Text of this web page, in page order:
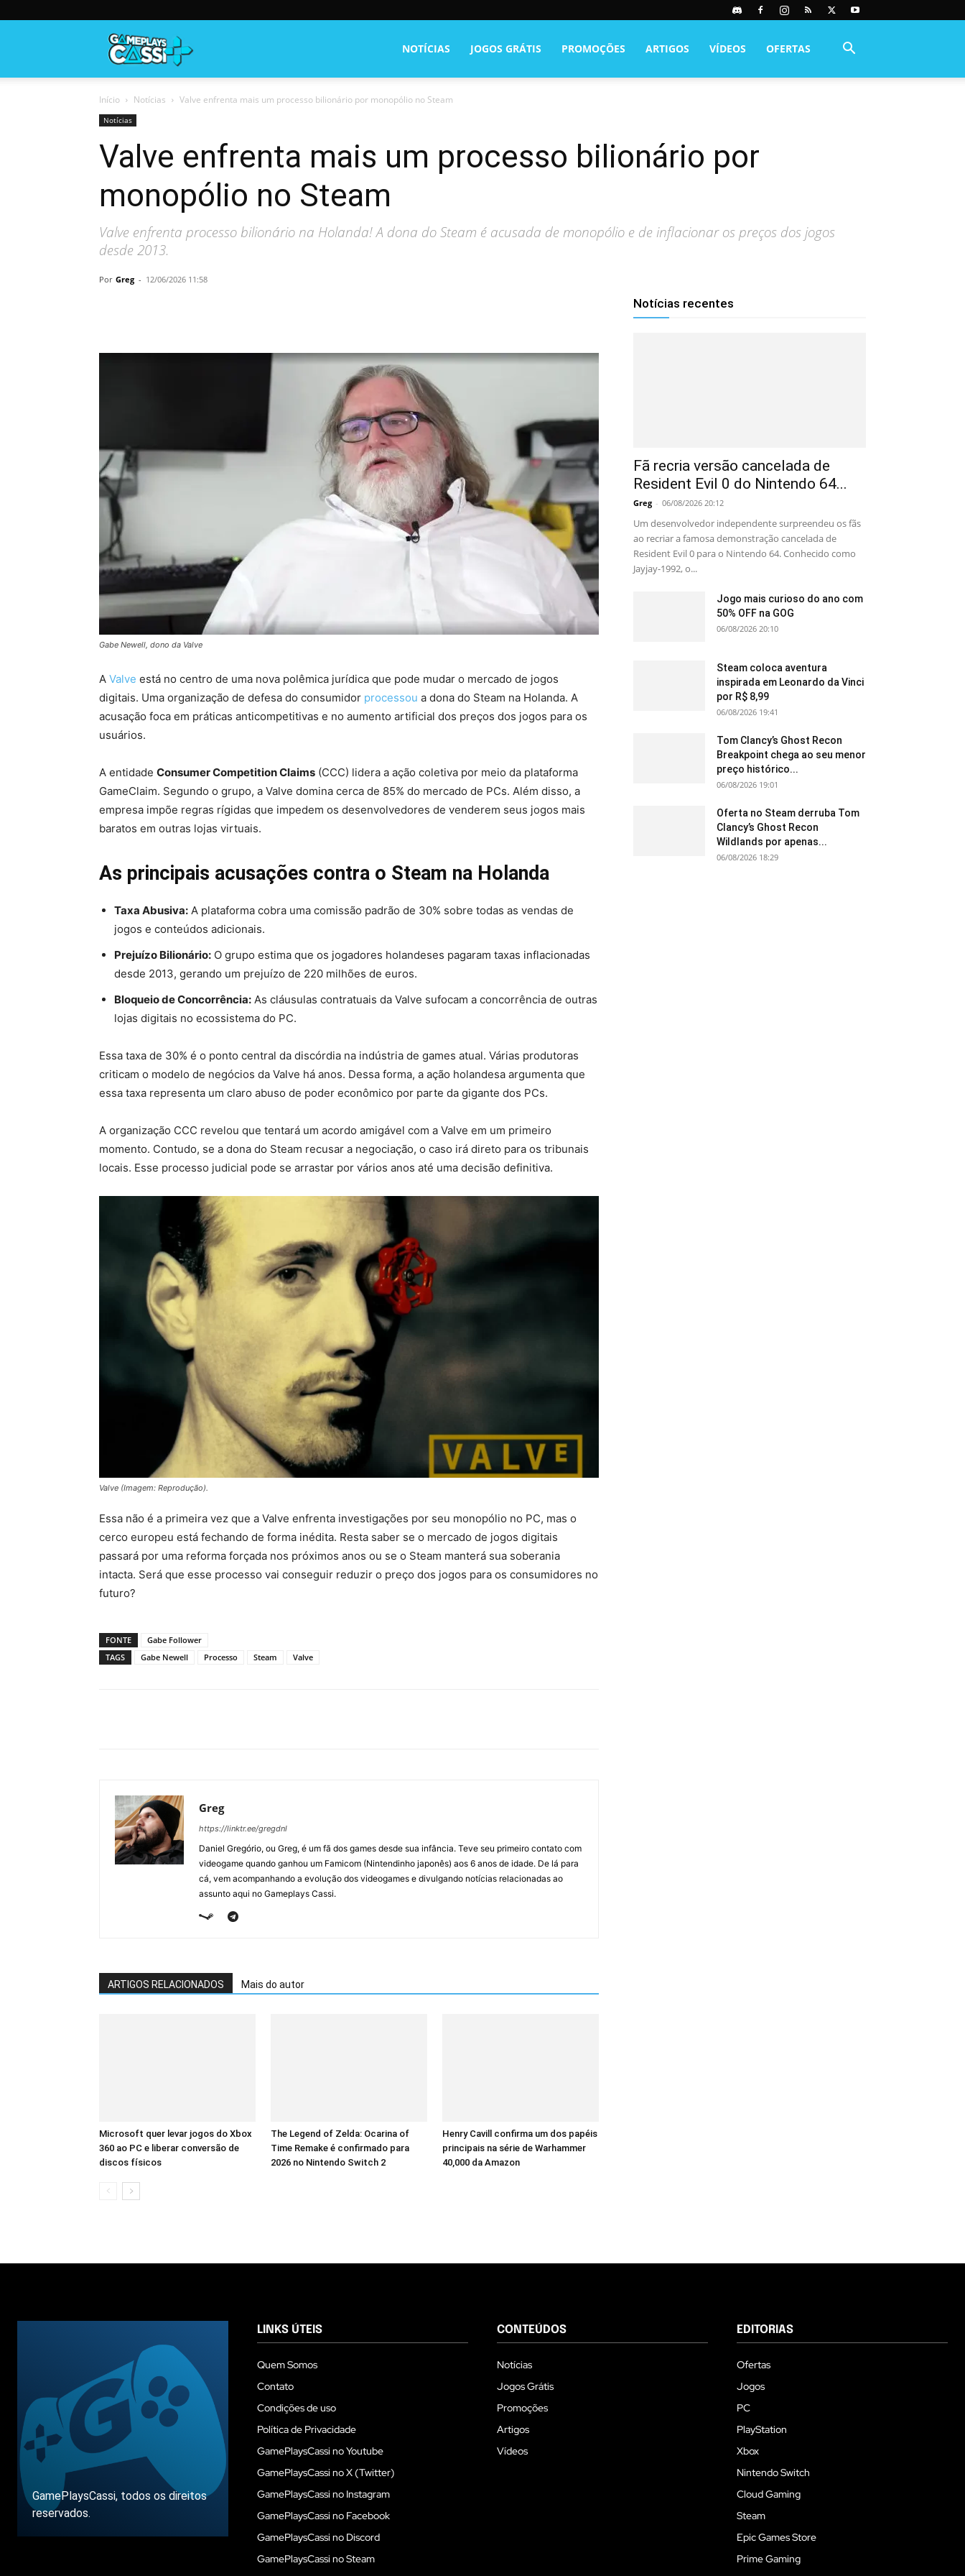
NOTÍCIAS JOGOS GRÁTIS PROMOÇÕES ARTIGOS VÍDEOS OFERTAS
Início Notícias Valve enfrenta mais um processo bilionário por monopólio no Steam
Notícias
Valve enfrenta mais um processo bilionário por
monopólio no Steam
Valve enfrenta processo bilionário na Holanda! A dona do Steam é acusada de monopólio e de inflacionar os preços dos jogos
desde 2013.
Por Greg - 12/06/2026 11:58
Gabe Newell, dono da Valve
A Valve está no centro de uma nova polêmica jurídica que pode mudar o mercado de jogos
digitais. Uma organização de defesa do consumidor processou a dona do Steam na Holanda. A
acusação foca em práticas anticompetitivas e no aumento artificial dos preços dos jogos para os
usuários.
A entidade Consumer Competition Claims (CCC) lidera a ação coletiva por meio da plataforma
GameClaim. Segundo o grupo, a Valve domina cerca de 85% do mercado de PCs. Além disso, a
empresa impõe regras rígidas que impedem os desenvolvedores de venderem seus jogos mais
baratos em outras lojas virtuais.
As principais acusações contra o Steam na Holanda
Taxa Abusiva: A plataforma cobra uma comissão padrão de 30% sobre todas as vendas de
jogos e conteúdos adicionais.
Prejuízo Bilionário: O grupo estima que os jogadores holandeses pagaram taxas inflacionadas
desde 2013, gerando um prejuízo de 220 milhões de euros.
Bloqueio de Concorrência: As cláusulas contratuais da Valve sufocam a concorrência de outras
lojas digitais no ecossistema do PC.
Essa taxa de 30% é o ponto central da discórdia na indústria de games atual. Várias produtoras
criticam o modelo de negócios da Valve há anos. Dessa forma, a ação holandesa argumenta que
essa taxa representa um claro abuso de poder econômico por parte da gigante dos PCs.
A organização CCC revelou que tentará um acordo amigável com a Valve em um primeiro
momento. Contudo, se a dona do Steam recusar a negociação, o caso irá direto para os tribunais
locais. Esse processo judicial pode se arrastar por vários anos até uma decisão definitiva.
Valve (Imagem: Reprodução).
Essa não é a primeira vez que a Valve enfrenta investigações por seu monopólio no PC, mas o
cerco europeu está fechando de forma inédita. Resta saber se o mercado de jogos digitais
passará por uma reforma forçada nos próximos anos ou se o Steam manterá sua soberania
intacta. Será que esse processo vai conseguir reduzir o preço dos jogos para os consumidores no
futuro?
FONTE
Gabe Follower
TAGS
Gabe Newell Processo Steam Valve
Greg
https://linktr.ee/gregdnl
Daniel Gregório, ou Greg, é um fã dos games desde sua infância. Teve seu primeiro contato com
videogame quando ganhou um Famicom (Nintendinho japonês) aos 6 anos de idade. De lá para
cá, vem acompanhando a evolução dos videogames e divulgando notícias relacionadas ao
assunto aqui no Gameplays Cassi.
ARTIGOS RELACIONADOS Mais do autor
Microsoft quer levar jogos do Xbox
360 ao PC e liberar conversão de
discos físicos
The Legend of Zelda: Ocarina of
Time Remake é confirmado para
2026 no Nintendo Switch 2
Henry Cavill confirma um dos papéis
principais na série de Warhammer
40,000 da Amazon
Notícias recentes
Fã recria versão cancelada de
Resident Evil 0 do Nintendo 64...
Greg - 06/08/2026 20:12
Um desenvolvedor independente surpreendeu os fãs
ao recriar a famosa demonstração cancelada de
Resident Evil 0 para o Nintendo 64. Conhecido como
Jayjay-1992, o...
Jogo mais curioso do ano com
50% OFF na GOG
06/08/2026 20:10
Steam coloca aventura
inspirada em Leonardo da Vinci
por R$ 8,99
06/08/2026 19:41
Tom Clancy’s Ghost Recon
Breakpoint chega ao seu menor
preço histórico...
06/08/2026 19:01
Oferta no Steam derruba Tom
Clancy’s Ghost Recon
Wildlands por apenas...
06/08/2026 18:29
GamePlaysCassi, todos os direitos
reservados.
LINKS ÚTEIS
Quem Somos
Contato
Condições de uso
Política de Privacidade
GamePlaysCassi no Youtube
GamePlaysCassi no X (Twitter)
GamePlaysCassi no Instagram
GamePlaysCassi no Facebook
GamePlaysCassi no Discord
GamePlaysCassi no Steam
CONTEÚDOS
Notícias
Jogos Grátis
Promoções
Artigos
Vídeos
EDITORIAS
Ofertas
Jogos
PC
PlayStation
Xbox
Nintendo Switch
Cloud Gaming
Steam
Epic Games Store
Prime Gaming